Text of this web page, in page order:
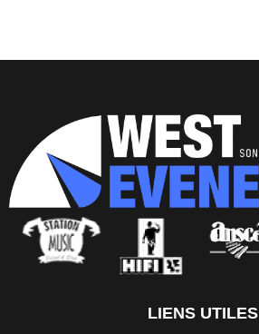
LIENS UTILES